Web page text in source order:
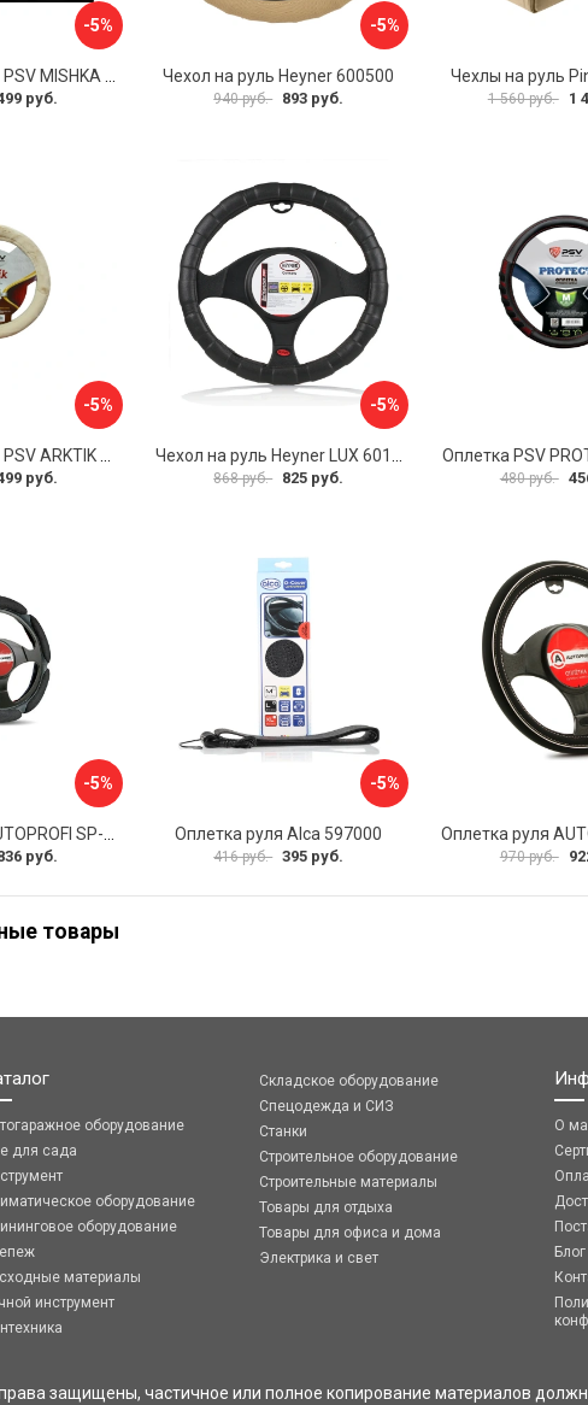
-5%
Оплетка на руль PSV MISHKA Premium 136096
руб.
-5%
Чехол на руль Heyner 600500
940 руб. 893 руб.
Чехлы на руль
1 560 руб. 1
-5%
руб.
-5%
868 руб. 825 руб.
Оплетка PSV
480 руб.
-5%
руб.
-5%
Оплетка руля Alca 597000
416 руб. 395 руб. 970 руб.
товары
оборудование
для сада
оборудование
оборудование
материалы
инструмент
Складское оборудование
Спецодежда и СИЗ
Станки
Строительное оборудование
Строительные материалы
Товары для отдыха
Товары для офиса и дома
Электрика и свет
О
Блог
защищены, частичное или полное копирование материалов